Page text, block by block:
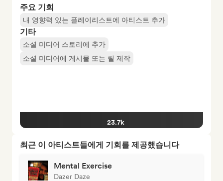
주요 기회
내 영향력 있는 플레이리스트에 아티스트 추가
기타
소셜 미디어 스토리에 추가
소셜 미디어에 게시물 또는 릴 제작
23.7k
최근 이 아티스트들에게 기회를 제공했습니다
Mental Exercise
Dazer Daze